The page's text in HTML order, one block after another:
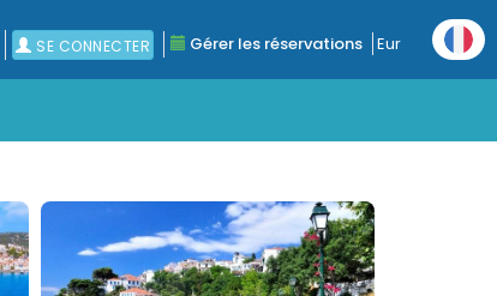
SE CONNECTER Gérer les réservations Eur